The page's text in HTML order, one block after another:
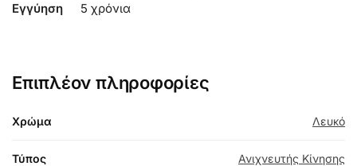
Εγγύηση
5 χρόνια
Επιπλέον πληροφορίες
Χρώμα Λευκό
Τύπος Ανιχνευτής Κίνησης